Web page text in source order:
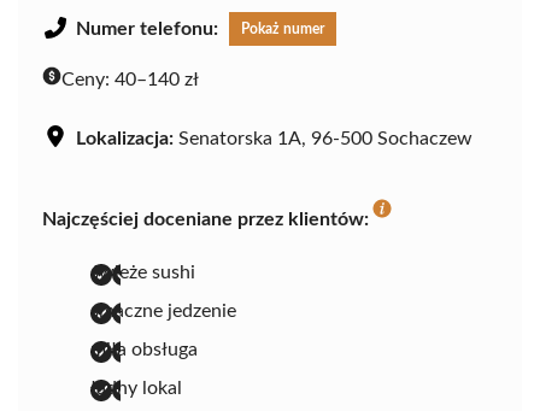
Numer telefonu: Pokaż numer
Ceny: 40–140 zł
Lokalizacja: Senatorska 1A, 96-500 Sochaczew
Najczęściej doceniane przez klientów:
świeże sushi
smaczne jedzenie
miła obsługa
ładny lokal